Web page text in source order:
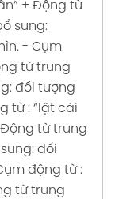
văn
CỦA
117 SGK
+ Động từ
sung:
- Cụm
từ trung
đối tượng
từ : “lật cái
từ trung
đối
động từ :
từ trung